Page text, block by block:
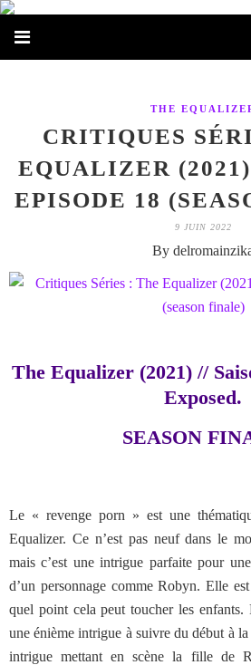
THE
CRITIQUES
EQUALIZER
EPISODE 18
9 JUIN 2022
By
The Equalizer (2021) //
Exposed.
SEASON
Le « revenge porn » est une
Equalizer. Ce n’est pas neuf dans le
mais c’est une intrigue parfaite pour
d’un personnage comme Robyn. Elle
quel point cela peut toucher les
une énième intrigue à suivre du début à
intrigue mettant en scène la fille de